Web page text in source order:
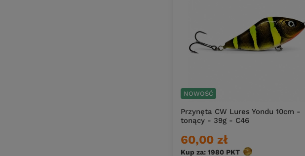
NOWOŚĆ
Przynęta CW Lures Yondu 10cm -
tonący - 39g - C46
60,00 zł
Kup za: 1980 PKT punktów